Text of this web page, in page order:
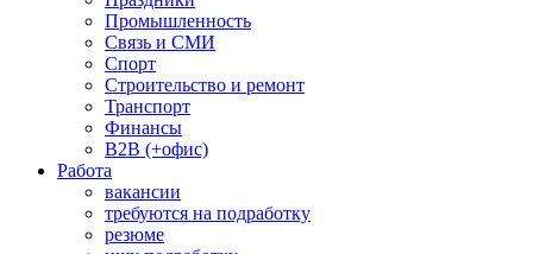
Промышленность
Связь и СМИ
Спорт
Строительство и ремонт
Транспорт
Финансы
B2B (+офис)
Работа
вакансии
требуются на подработку
резюме